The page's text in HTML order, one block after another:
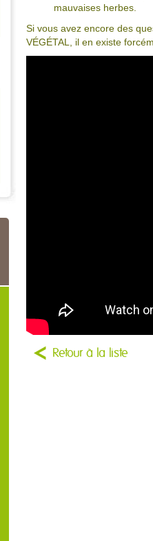
mauvaises herbes.
Si vous avez encore des
VÉGÉTAL, il en existe
Retour à la liste